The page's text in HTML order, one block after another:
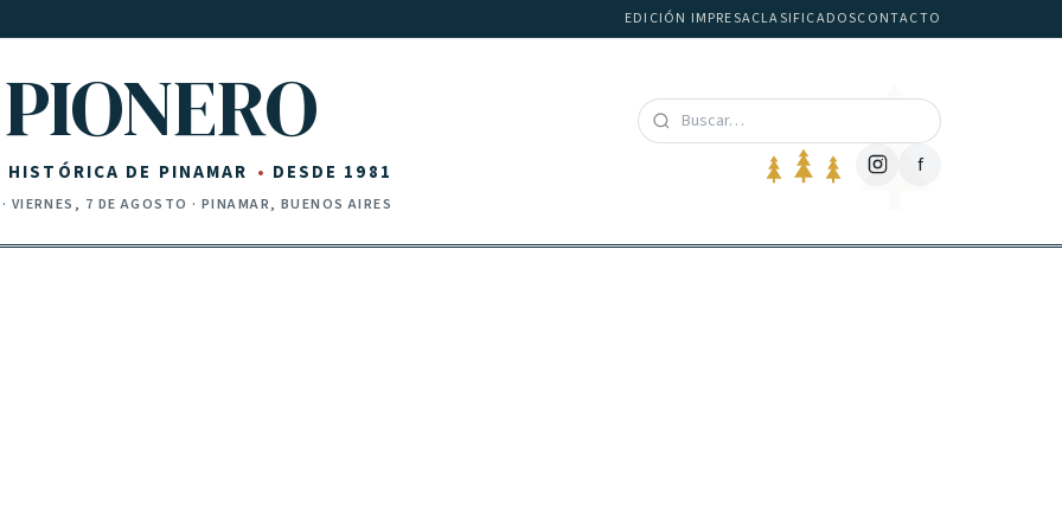
EDICIÓN IMPRESACLASIFICADOSCONTACTO
PIONERO
HISTÓRICA DE PINAMAR DESDE 1981
· VIERNES, 7 DE AGOSTO · PINAMAR, BUENOS AIRES
f